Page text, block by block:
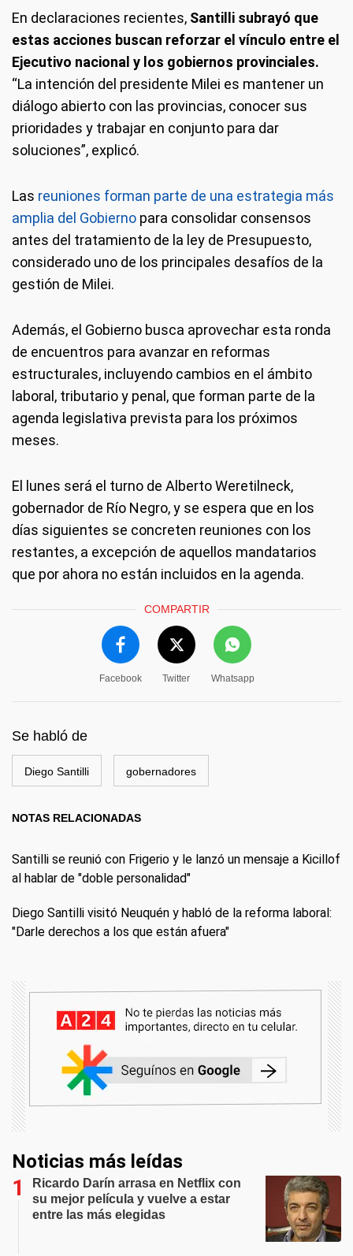
En declaraciones recientes, Santilli subrayó que
estas acciones buscan reforzar el vínculo entre el
Ejecutivo nacional y los gobiernos provinciales.
“La intención del presidente Milei es mantener un
diálogo abierto con las provincias, conocer sus
prioridades y trabajar en conjunto para dar
soluciones”, explicó.
Las reuniones forman parte de una estrategia más
amplia del Gobierno para consolidar consensos
antes del tratamiento de la ley de Presupuesto,
considerado uno de los principales desafíos de la
gestión de Milei.
Además, el Gobierno busca aprovechar esta ronda
de encuentros para avanzar en reformas
estructurales, incluyendo cambios en el ámbito
laboral, tributario y penal, que forman parte de la
agenda legislativa prevista para los próximos
meses.
El lunes será el turno de Alberto Weretilneck,
gobernador de Río Negro, y se espera que en los
días siguientes se concreten reuniones con los
restantes, a excepción de aquellos mandatarios
que por ahora no están incluidos en la agenda.
COMPARTIR
Facebook Twitter Whatsapp
Se habló de
Diego Santilli gobernadores
NOTAS RELACIONADAS
Santilli se reunió con Frigerio y le lanzó un mensaje a Kicillof
al hablar de "doble personalidad"
Diego Santilli visitó Neuquén y habló de la reforma laboral:
"Darle derechos a los que están afuera"
Noticias más leídas
Ricardo Darín arrasa en Netflix con
su mejor película y vuelve a estar
entre las más elegidas